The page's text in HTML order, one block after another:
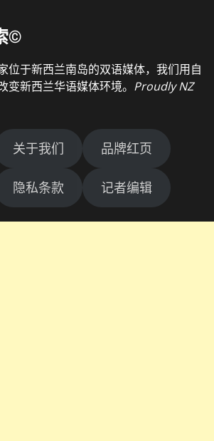
©
位于新西兰南岛的双语媒体，我们用自
变新西兰华语媒体环境。 Proudly NZ
关于我们 品牌红页
隐私条款 记者编辑